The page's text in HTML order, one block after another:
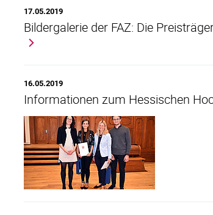
17.05.2019
Bildergalerie der FAZ: Die
16.05.2019
Informationen zum Hessischen